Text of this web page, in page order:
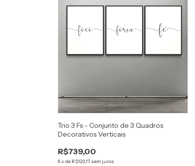
Trio 3 Fs - Conjunto de 3 Quadros
Decorativos Verticais
R$739,00
6x de R$123,17 sem juros